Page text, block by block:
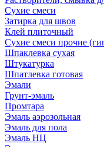
Сухие смеси
Затирка для швов
Клей плиточный
Сухие смеси прочие
Шпаклевка сухая
Штукатурка
Шпатлевка готовая
Эмали
Грунт-эмаль
Промтара
Эмаль аэрозольная
Эмаль для пола
Эмаль НЦ